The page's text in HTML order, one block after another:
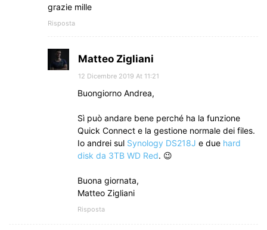
grazie mille
Risposta
Matteo Zigliani
12 Dicembre 2019 At 11:21
Buongiorno Andrea,
Sì può andare bene perché ha la funzione
Quick Connect e la gestione normale dei files.
Io andrei sul Synology DS218J e due hard
disk da 3TB WD Red. 😉
Buona giornata,
Matteo Zigliani
Risposta